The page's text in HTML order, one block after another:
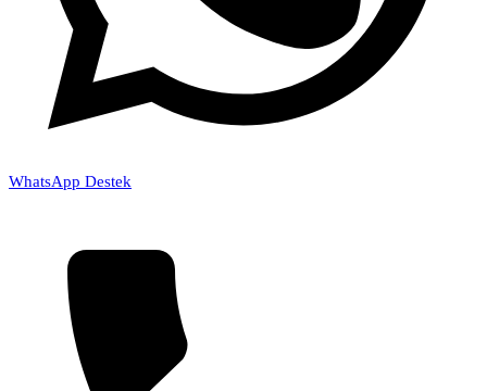
WhatsApp Destek